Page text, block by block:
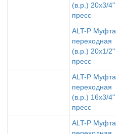
(в.р.) 20х3/4"
пресс
ALT-P Муфта
переходная
(в.р.) 20х1/2"
пресс
ALT-P Муфта
переходная
(в.р.) 16х3/4"
пресс
ALT-P Муфта